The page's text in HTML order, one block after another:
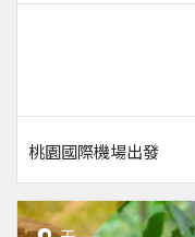
桃園國際機場出發